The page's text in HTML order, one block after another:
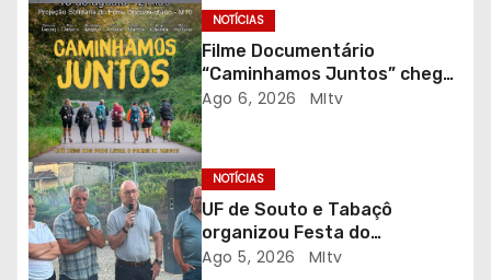
r
t
i
g
o
s
NOTÍCIAS
Filme Documentário
“Caminhamos Juntos” chega
ao Auditório do C.E.R. Vagos
Ago 6, 2026 MItv
NOTÍCIAS
UF de Souto e Tabaçô
organizou Festa do
Emigrante
Ago 5, 2026 MItv